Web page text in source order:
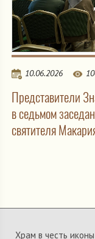
10.06.2026
Представители
в седьмом
святителя
Храм в честь